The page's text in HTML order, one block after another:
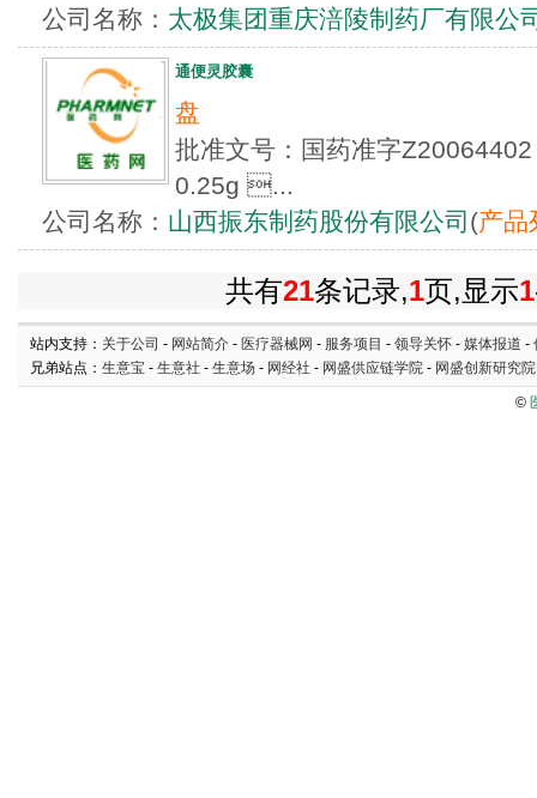
公司名称： 太极集团重庆涪陵制药厂有限公
通便灵胶囊
盘
批准文号：国药准字
0.25g ...
公司名称： 山西振东制药股份有限公司 (产品
共有21条记录,1页,显示1
站内支持： 关于公司 - 网站简介 - 医疗器械网 - 服务项目 - 领导关怀 - 媒体报道 -
兄弟站点： 生意宝 - 生意社 - 生意场 - 网经社 - 网盛供应链学院 - 网盛创新研究院
©